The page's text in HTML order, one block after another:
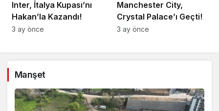
Inter, İtalya Kupası’nı
Hakan’la Kazandı!
3 ay önce
Manchester City,
Crystal Palace’ı Geçti!
3 ay önce
Manşet